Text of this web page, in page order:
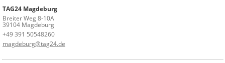
TAG24 Magdeburg
Breiter Weg 8-10A
39104 Magdeburg
+49 391 50548260
magdeburg@tag24.de